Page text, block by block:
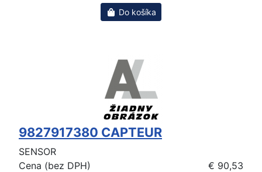
Do košíka
9827917380 CAPTEUR
SENSOR
Cena (bez DPH)
€ 90,53